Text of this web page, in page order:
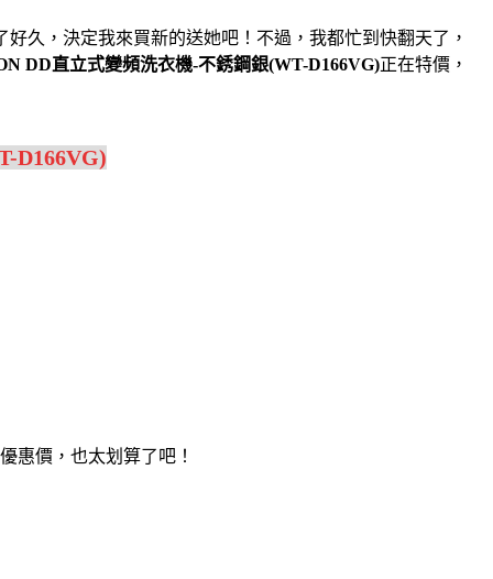
好久，決定我來買新的送她吧！不過，我都忙到快翻天了，
DD直立式變頻洗衣機-不銹鋼銀(WT-D166VG)正在特價，
D166VG)
惠價，也太划算了吧！